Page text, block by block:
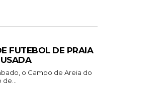
FUTEBOL DE PRAIA
o Campo de Areia do